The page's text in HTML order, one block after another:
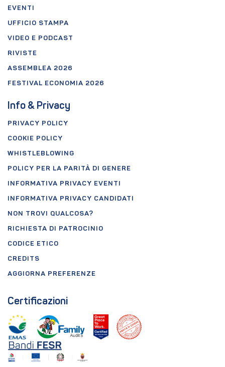
EVENTI
UFFICIO STAMPA
VIDEO E PODCAST
RIVISTE
ASSEMBLEA 2026
FESTIVAL ECONOMIA 2026
Info & Privacy
PRIVACY POLICY
COOKIE POLICY
WHISTLEBLOWING
POLICY PER LA PARITÀ DI GENERE
INFORMATIVA PRIVACY EVENTI
INFORMATIVA PRIVACY CANDIDATI
NON TROVI QUALCOSA?
RICHIESTA DI PATROCINIO
CODICE ETICO
CREDITS
AGGIORNA PREFERENZE
Certificazioni